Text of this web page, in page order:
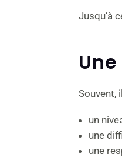
Jusqu’à
Souvent,
un
une
une